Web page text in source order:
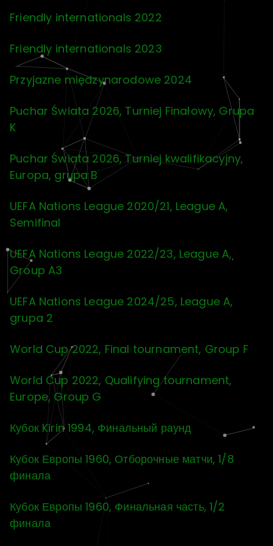
Friendly internationals 2022
Friendly internationals 2023
Przyjazne międzynarodowe 2024
Puchar Świata 2026, Turniej Finałowy, Grupa
K
Puchar Świata 2026, Turniej kwalifikacyjny,
Europa, grupa B
UEFA Nations League 2020/21, League A,
Semifinal
UEFA Nations League 2022/23, League A,
Group A3
UEFA Nations League 2024/25, League A,
grupa 2
World Cup 2022, Final tournament, Group F
World Cup 2022, Qualifying tournament,
Europe, Group G
Кубок Kirin 1994, Финальный раунд
Кубок Европы 1960, Отборочные матчи, 1/8
финала
Кубок Европы 1960, Финальная часть, 1/2
финала